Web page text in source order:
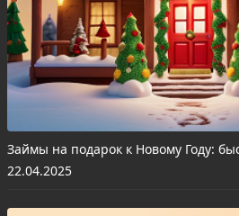
Займы на подарок к Новому Году:
22.04.2025